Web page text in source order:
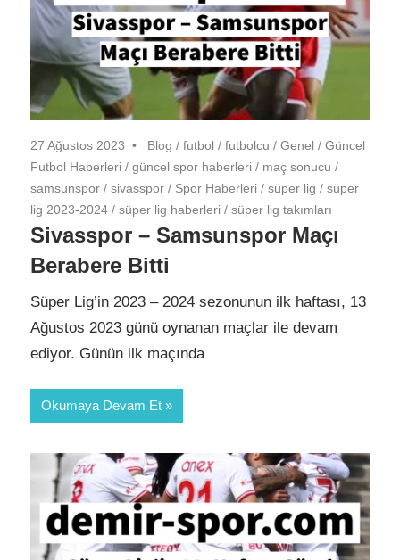
27 Ağustos 2023 Blog / futbol / futbolcu / Genel / Güncel
Futbol Haberleri / güncel spor haberleri / maç sonucu /
samsunspor / sivasspor / Spor Haberleri / süper lig / süper
lig 2023-2024 / süper lig haberleri / süper lig takımları
Sivasspor – Samsunspor Maçı
Berabere Bitti
Süper Lig’in 2023 – 2024 sezonunun ilk haftası, 13
Ağustos 2023 günü oynanan maçlar ile devam
ediyor. Günün ilk maçında
Okumaya Devam Et